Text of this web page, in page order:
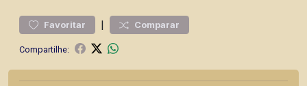
Favoritar | Comparar
Compartilhe: